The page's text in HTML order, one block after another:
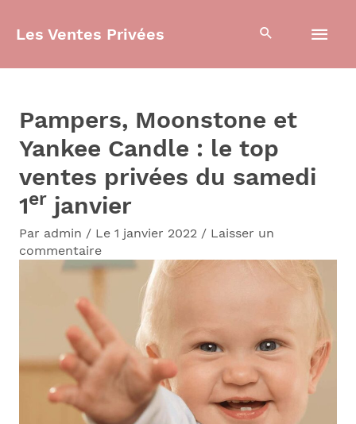
Les Ventes Privées
Pampers, Moonstone et
Yankee Candle : le top
ventes privées du samedi
1erjanvier
Par admin / Le 1 janvier 2022 / Laisser un
commentaire